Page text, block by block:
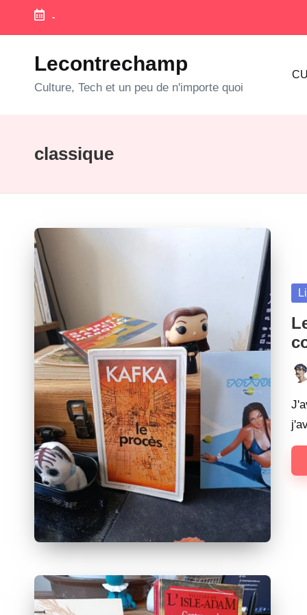
Skip
-
Lecontrechamp
Culture, Tech et un peu de n'importe quoi
classique
by